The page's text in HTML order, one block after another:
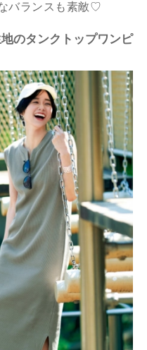
バランスも素敵♡
のタンクトップワンピ